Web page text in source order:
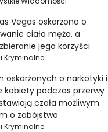
Vegas oskarżona o
ciała męża, a
jego korzyści
Kryminalne
oskarżonych o narkotyki i
kobiety podczas przerwy
czoła możliwym
o zabójstwo
Kryminalne